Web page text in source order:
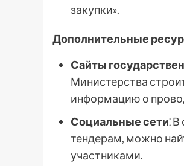
закупки».
Дополнительные
Сайты
Министерства
информацию о
Социальные сети⁚
тендерам, можно
участниками.